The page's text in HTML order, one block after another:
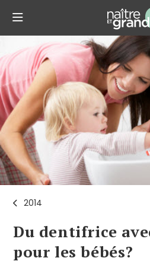
2014
Du dentifrice
pour les bébés?